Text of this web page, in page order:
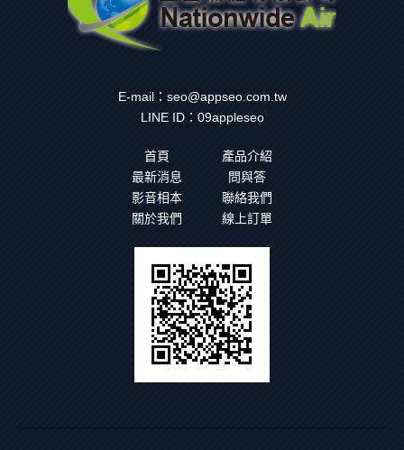
E-mail： seo@appseo.com.tw
LINE ID： 09appleseo
首頁
產品介紹
最新消息
問與答
影音相本
聯絡我們
關於我們
線上訂單